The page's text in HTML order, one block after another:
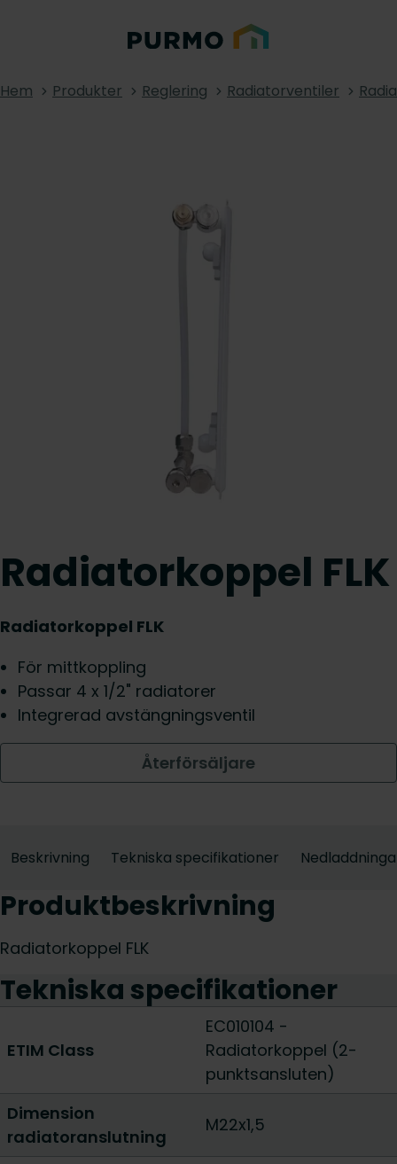
Hem Produkter Reglering Radiatorventiler
Radiatorkoppel FLK
Radiatorkoppel FLK
För mittkoppling
Passar 4 x 1/2" radiatorer
Integrerad avstängningsventil
Återförsäljare
Beskrivning Tekniska specifikationer
Produktbeskrivning
Radiatorkoppel FLK
Tekniska specifikationer
ETIM Class
EC010104 -
Radiatorkoppel (2-
punktsansluten)
Dimension
radiatoranslutning
M22x1,5